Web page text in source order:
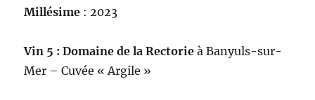
Millésime : 2023
Vin 5 : Domaine de la Rectorie à Banyuls-sur-
Mer – Cuvée « Argile »